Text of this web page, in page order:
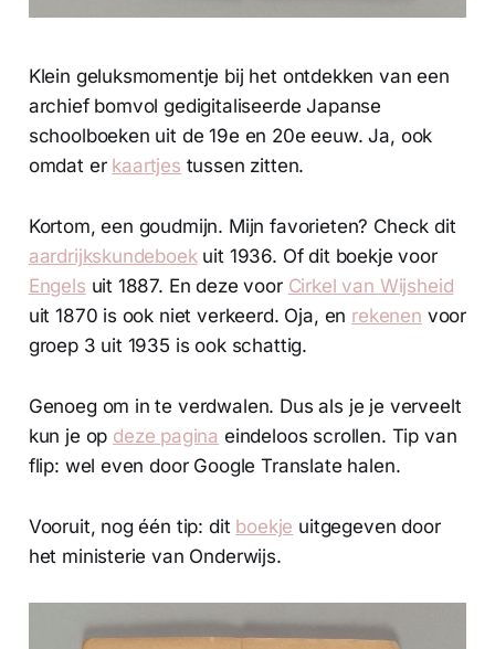
Klein geluksmomentje bij het ontdekken van een
archief bomvol gedigitaliseerde Japanse
schoolboeken uit de 19e en 20e eeuw. Ja, ook
omdat er kaartjes tussen zitten.
Kortom, een goudmijn. Mijn favorieten? Check dit
aardrijkskundeboekuit 1936. Of dit boekje voor
Engels uit 1887. En deze voor Cirkel van Wijsheid
uit 1870 is ook niet verkeerd. Oja, en rekenen voor
groep 3 uit 1935 is ook schattig.
Genoeg om in te verdwalen. Dus als je je verveelt
kun je op deze pagina eindeloos scrollen. Tip van
flip: wel even door Google Translate halen.
Vooruit, nog één tip: dit boekje uitgegeven door
het ministerie van Onderwijs.